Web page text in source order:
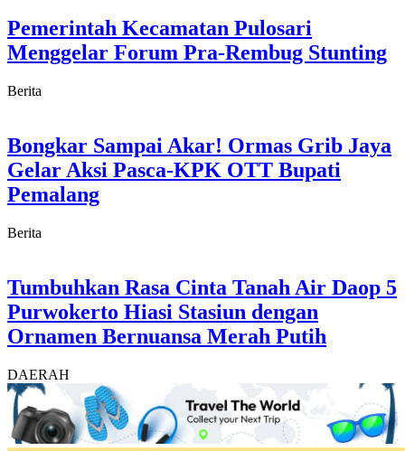
Pemerintah Kecamatan Pulosari
Menggelar Forum Pra-Rembug Stunting
Berita
Bongkar Sampai Akar! Ormas Grib Jaya
Gelar Aksi Pasca-KPK OTT Bupati
Pemalang
Berita
Tumbuhkan Rasa Cinta Tanah Air Daop 5
Purwokerto Hiasi Stasiun dengan
Ornamen Bernuansa Merah Putih
DAERAH